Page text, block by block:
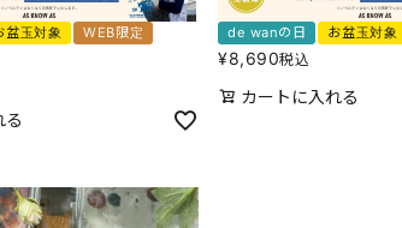
盆玉対象
WEB限定
る
de wanの日 お盆玉対象
¥8,690税込
カートに入れる